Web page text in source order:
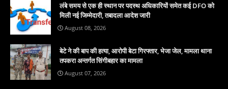
लंबे समय से एक ही स्थान पर पदस्थ अधिकारियों समेत कई DFO को
मिली नई जिम्मेदारी, तबादला आदेश जारी
August 08, 2026
बेटे ने की बाप की हत्या, आरोपी बेटा गिरफ्तार, भेजा जेल, मामला थाना
तपकरा अन्तर्गत सिंगीबहार का मामला
August 07, 2026